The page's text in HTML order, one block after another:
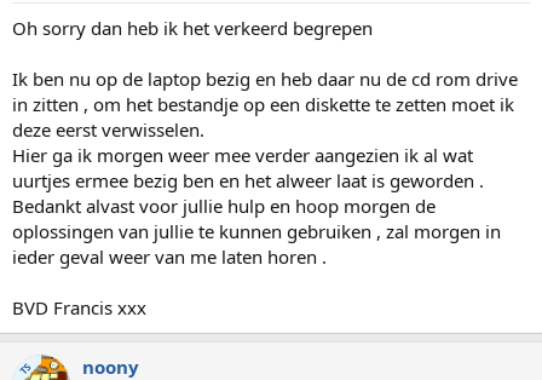
Oh sorry dan heb ik het verkeerd begrepen
Ik ben nu op de laptop bezig en heb daar nu de cd rom drive
in zitten , om het bestandje op een diskette te zetten moet ik
deze eerst verwisselen.
Hier ga ik morgen weer mee verder aangezien ik al wat
uurtjes ermee bezig ben en het alweer laat is geworden .
Bedankt alvast voor jullie hulp en hoop morgen de
oplossingen van jullie te kunnen gebruiken , zal morgen in
ieder geval weer van me laten horen .
BVD Francis xxx
TS noony